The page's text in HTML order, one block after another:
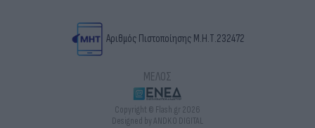
Αριθμός Πιστοποίησης Μ.Η.Τ.232472
ΜΕΛΟΣ
Copyright © Flash.gr 2026
Designed by ANDKO DIGITAL